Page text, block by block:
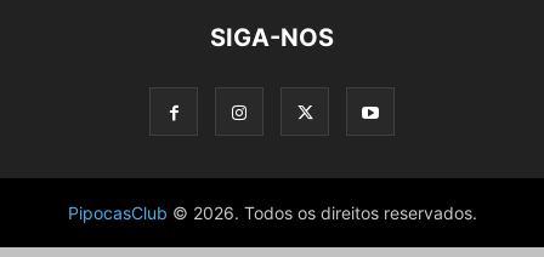
SIGA-NOS
PipocasClub © 2026. Todos os direitos reservados.